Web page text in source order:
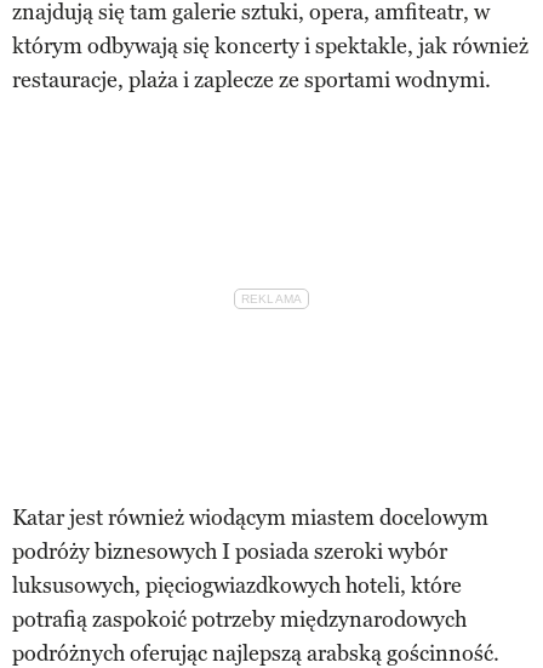
znajdują się tam galerie sztuki, opera, amfiteatr, w
którym odbywają się koncerty i spektakle, jak również
restauracje, plaża i zaplecze ze sportami wodnymi.
Katar jest również wiodącym miastem docelowym
podróży biznesowych I posiada szeroki wybór
luksusowych, pięciogwiazdkowych hoteli, które
potrafią zaspokoić potrzeby międzynarodowych
podróżnych oferując najlepszą arabską gościnność.